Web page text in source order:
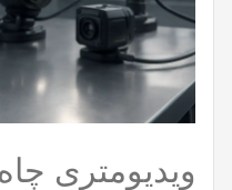
ویدیومتری